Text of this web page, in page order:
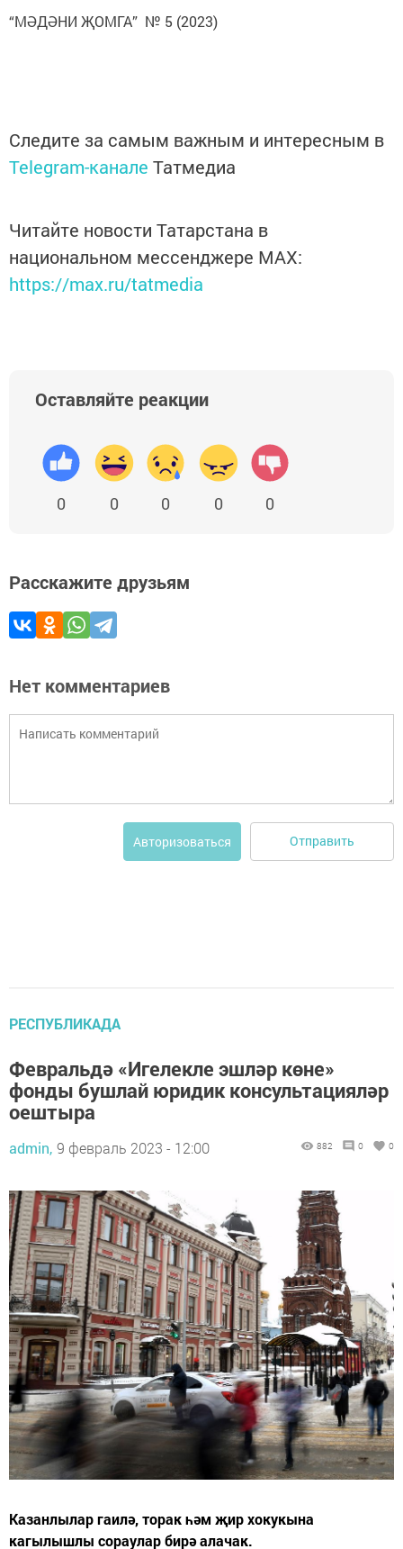
“МӘДӘНИ ҖОМГА” № 5 (2023)
Следите за самым важным и интересным в
Telegram-канале Татмедиа
Читайте новости Татарстана в
национальном мессенджере MАХ:
https://max.ru/tatmedia
Оставляйте реакции
0 0 0 0 0
Расскажите друзьям
Нет комментариев
Авторизоваться Отправить
РЕСПУБЛИКАДА
Февральдә «Игелекле эшләр көне»
фонды бушлай юридик консультацияләр
оештыра
admin, 9 февраль 2023 - 12:00 882 0 0
Казанлылар гаилә, торак һәм җир хокукына
кагылышлы сораулар бирә алачак.